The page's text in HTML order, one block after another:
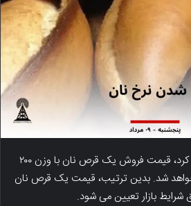
وزارت اقتصاد و انرژی اعلام کرد، قیمت فروش یک قرص نان با وزن ۲۰۰
جولای ۲۰۲۵ آزاد خواهد شد. بدین ترتیب، قیمت یک قرص نان
شرایط بازار تعیین می شود.